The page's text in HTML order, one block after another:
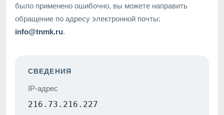
было применено ошибочно, вы можете направить
обращение по адресу электронной почты:
info@tnmk.ru.
СВЕДЕНИЯ
IP-адрес
216.73.216.227